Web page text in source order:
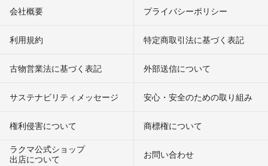
会社概要 プライバシーポリシー
利用規約 特定商取引法に基づく表記
古物営業法に基づく表記 外部送信について
サステナビリティメッセージ 安心・安全のための取り組み
権利侵害について
商標権について
ラクマ公式ショップ
出店について
お問い合わせ